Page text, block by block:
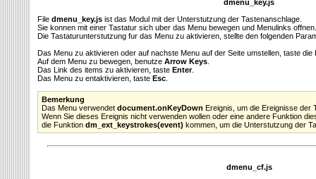
dmenu_key.js
File dmenu_key.js ist das Modul mit der Unterstutzung der Tastenanschlage.
Sie konnen mit einer Tastatur sich uber das Menu bewegen und Menulinks offnen.
Die Tastaturunterstutzung fur das Menu zu aktivieren, stellte den folgenden
Das Menu zu aktivieren oder auf nachste Menu auf der Seite umstellen, taste die
Auf dem Menu zu bewegen, benutze Arrow Keys
Das Link des items zu aktivieren, taste Enter.
Das Menu zu entaktivieren, taste Esc
Bemerkung
Das Menu verwendet document.onKeyDown Ereignis, um die Ereignisse der
Wenn Sie dieses Ereignis nicht verwenden wollen oder eine andere Funktion
die Funktion dm_ext_keystrokes(event) kommen, um die Unterstutzung der
dmenu_cf.js